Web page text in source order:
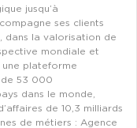
jusqu’à
ses clients
dans la valorisation de
mondiale et
plateforme
53 000
dans le monde,
de 10,3 milliards
de métiers : Agence